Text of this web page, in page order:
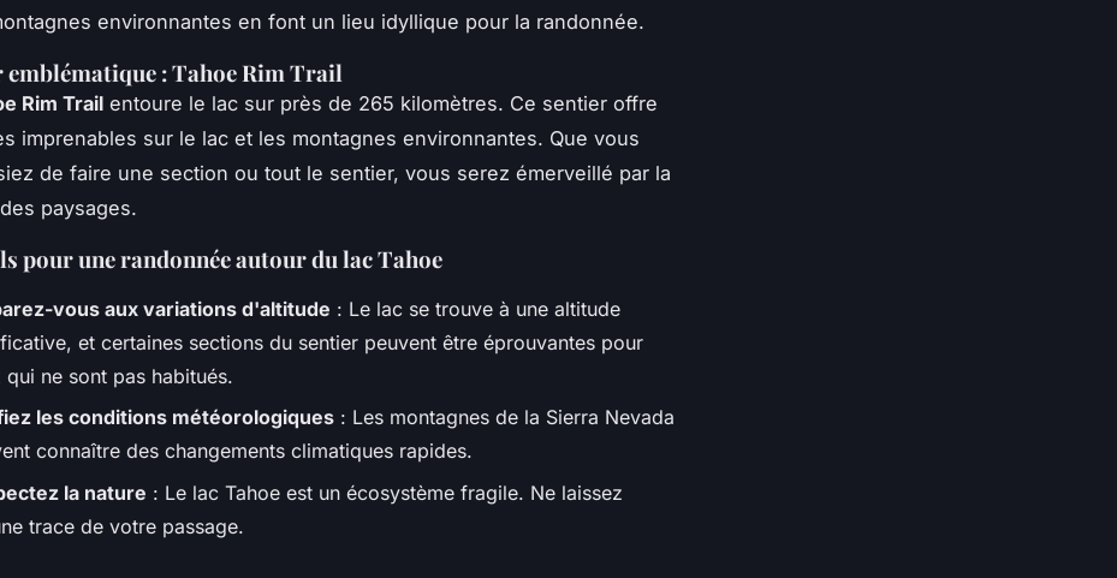
environnantes en font un lieu idyllique pour la randonnée.
emblématique : Tahoe Rim Trail
Rim Trail entoure le lac sur près de 265 kilomètres. Ce sentier offre
imprenables sur le lac et les montagnes environnantes. Que vous
de faire une section ou tout le sentier, vous serez émerveillé par la
paysages.
pour une randonnée autour du lac Tahoe
vous aux variations d'altitude : Le lac se trouve à une altitude
et certaines sections du sentier peuvent être éprouvantes pour
qui ne sont pas habitués.
les conditions météorologiques : Les montagnes de la Sierra Nevada
connaître des changements climatiques rapides.
la nature : Le lac Tahoe est un écosystème fragile. Ne laissez
trace de votre passage.